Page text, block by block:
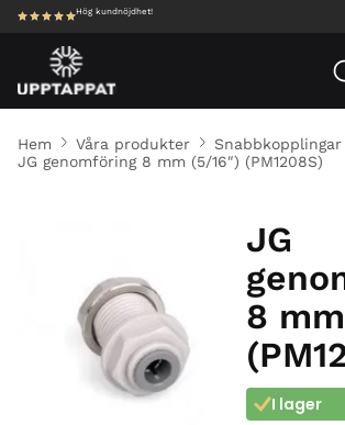
Hög kundnöjdhet!
Hem Våra produkter Snabbkopplingar
JG genomföring 8 mm (5/16″) (PM1208S)
JG
8
I lager